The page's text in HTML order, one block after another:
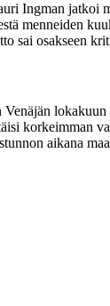
Ingman
menneiden
sai osakseen
korkeimman
aikana